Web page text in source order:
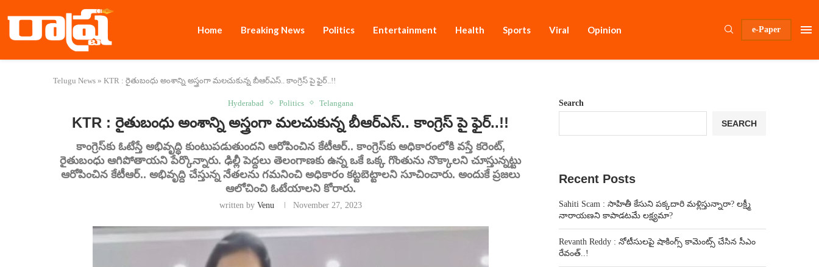
Home Breaking News Politics Entertainment Health Sports Viral Opinion e-Paper
Telugu News » KTR : రైతుబంధు అంశాన్ని అస్త్రంగా మలచుకున్న బీఆర్ఎస్.. కాంగ్రెస్ పై ఫైర్..!!
Hyderabad Politics Telangana
KTR : రైతుబంధు అంశాన్ని అస్త్రంగా మలచుకున్న బీఆర్ఎస్.. కాంగ్రెస్ పై ఫైర్..!!
కాంగ్రెస్‌కు ఓటేస్తే అభివృద్ధి కుంటుపడుతుందని ఆరోపించిన కేటీఆర్.. కాంగ్రెస్‌కు అధికారంలోకి వస్తే కరెంట్‌,
రైతుబంధు ఆగిపోతాయని పేర్కొన్నారు. ఢిల్లీ పెద్దలు తెలంగాణకు ఉన్న ఒకే ఒక్క గొంతును నొక్కాలని చూస్తున్నట్టు
ఆరోపించిన కేటీఆర్.. అభివృద్ది చేస్తున్న నేతలను గమనించి అధికారం కట్టబెట్టాలని సూచించారు. అందుకే ప్రజలు
ఆలోచించి ఓటేయాలని కోరారు.
written by Venu November 27, 2023
Search
SEARCH
Recent Posts
Sahiti Scam : సాహితీ కేసుని పక్కదారి మళ్లిస్తున్నారా? లక్ష్మీ
నారాయణని కాపాడటమే లక్ష్యమా?
Revanth Reddy : నోటీసులపై షాకింగ్స్ కామెంట్స్ చేసిన సీఎం
రేవంత్..!